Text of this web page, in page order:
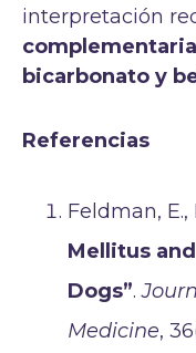
interpretación
bicarbonato y
Referencias
Feldman, E.,
Mellitus
Dogs”.
Medicine,